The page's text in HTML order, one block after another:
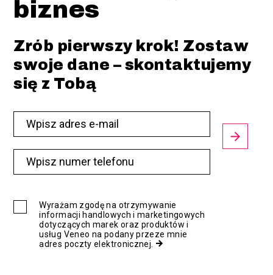
biznes
Zrób pierwszy krok! Zostaw
swoje dane – skontaktujemy
się z Tobą
Wyrażam zgodę na otrzymywanie
informacji handlowych i marketingowych
dotyczących marek oraz produktów i
usług Veneo na podany przeze mnie
adres poczty elektronicznej.